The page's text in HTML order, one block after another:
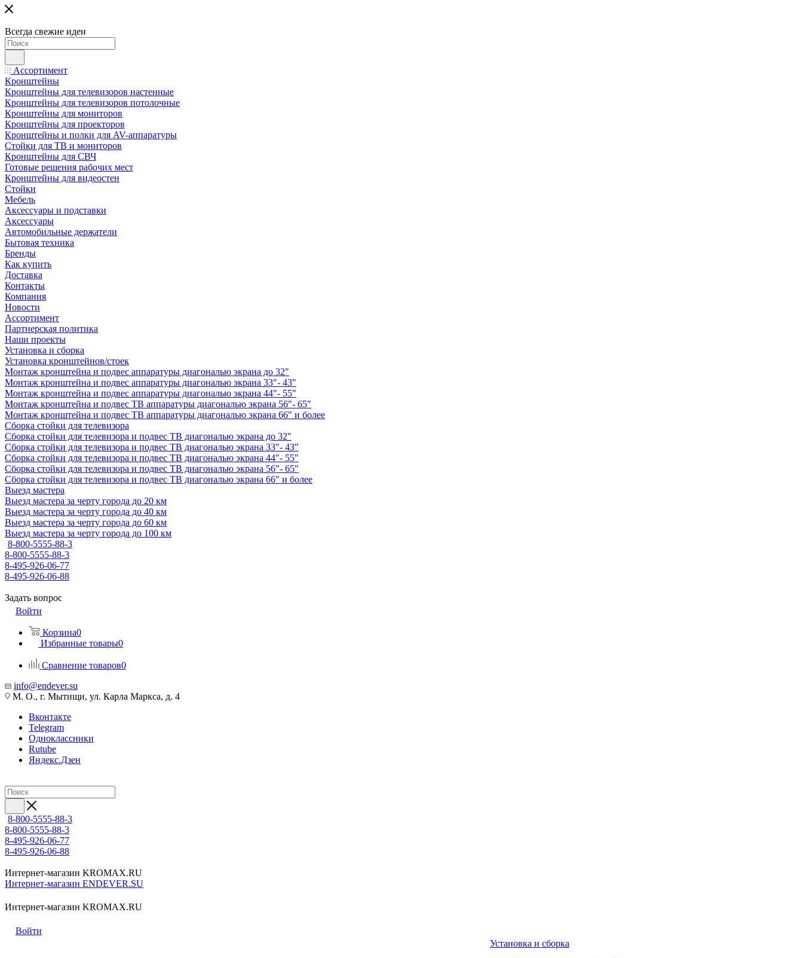
Всегда свежие идеи
Ассортимент
Кронштейны
Кронштейны для телевизоров настенные
Кронштейны для телевизоров потолочные
Кронштейны для мониторов
Кронштейны для проекторов
Кронштейны и полки для AV-аппаратуры
Стойки для ТВ и мониторов
Кронштейны для СВЧ
Готовые решения рабочих мест
Кронштейны для видеостен
Стойки
Мебель
Аксессуары и подставки
Аксессуары
Автомобильные держатели
Бытовая техника
Бренды
Как купить
Доставка
Контакты
Компания
Новости
Ассортимент
Партнерская политика
Наши проекты
Установка и сборка
Установка кронштейнов/стоек
Монтаж кронштейна и подвес аппаратуры диагональю экрана до 32"
Монтаж кронштейна и подвес аппаратуры диагональю экрана 33"- 43"
Монтаж кронштейна и подвес аппаратуры диагональю экрана 44"- 55"
Монтаж кронштейна и подвес ТВ аппаратуры диагональю экрана 56"- 65"
Монтаж кронштейна и подвес ТВ аппаратуры диагональю экрана 66" и более
Сборка стойки для телевизора
Сборка стойки для телевизора и подвес ТВ диагональю экрана до 32"
Сборка стойки для телевизора и подвес ТВ диагональю экрана 33"- 43"
Сборка стойки для телевизора и подвес ТВ диагональю экрана 44"- 55"
Сборка стойки для телевизора и подвес ТВ диагональю экрана 56"- 65"
Сборка стойки для телевизора и подвес ТВ диагональю экрана 66" и более
Выезд мастера
Выезд мастера за черту города до 20 км
Выезд мастера за черту города до 40 км
Выезд мастера за черту города до 60 км
Выезд мастера за черту города до 100 км
8-800-5555-88-3
8-800-5555-88-3
8-495-926-06-77
8-495-926-06-88
Задать вопрос
Войти
Корзина0
Избранные товары0
Сравнение товаров0
info@endever.su
М. О., г. Мытищи, ул. Карла Маркса, д. 4
Вконтакте
Telegram
Одноклассники
Rutube
Яндекс.Дзен
8-800-5555-88-3
8-800-5555-88-3
8-495-926-06-77
8-495-926-06-88
Интернет-магазин KROMAX.RU
Интернет-магазин ENDEVER.SU
Интернет-магазин KROMAX.RU
Войти
Установка и сборка